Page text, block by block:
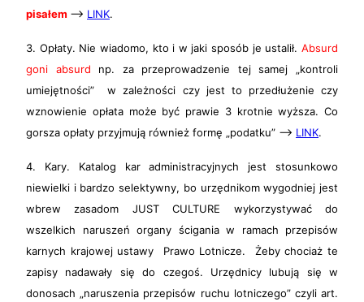
pisałem –> LINK.
3. Opłaty. Nie wiadomo, kto i w jaki sposób je ustalił. Absurd
goni absurd np. za przeprowadzenie tej samej „kontroli
umiejętności” w zależności czy jest to przedłużenie czy
wznowienie opłata może być prawie 3 krotnie wyższa. Co
gorsza opłaty przyjmują również formę „podatku” —> LINK.
4. Kary. Katalog kar administracyjnych jest stosunkowo
niewielki i bardzo selektywny, bo urzędnikom wygodniej jest
wbrew zasadom JUST CULTURE wykorzystywać do
wszelkich naruszeń organy ścigania w ramach przepisów
karnych krajowej ustawy Prawo Lotnicze. Żeby chociaż te
zapisy nadawały się do czegoś. Urzędnicy lubują się w
donosach „naruszenia przepisów ruchu lotniczego” czyli art.